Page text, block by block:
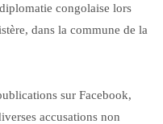
congolaise lors
dans la commune de la
sur Facebook,
accusations non